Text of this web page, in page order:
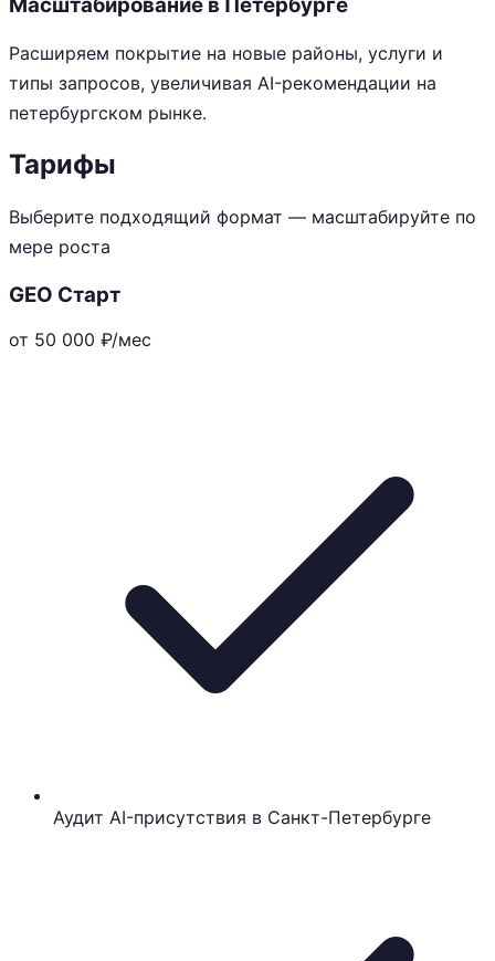
Расширяем покрытие на новые районы, услуги и
типы запросов, увеличивая AI-рекомендации на
петербургском рынке.
Тарифы
Выберите подходящий формат — масштабируйте по
мере роста
GEO Старт
от 50 000 ₽/мес
Аудит AI-присутствия в Санкт-Петербурге